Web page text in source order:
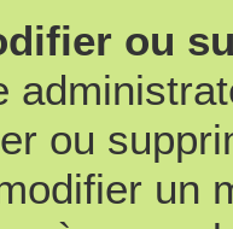
ou
ou
un